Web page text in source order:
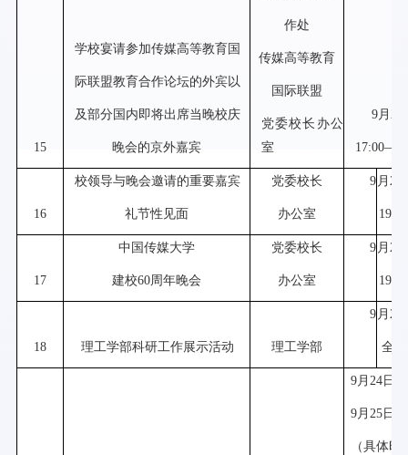
15
学校宴请参加传媒高等教育国
际联盟教育合作论坛的外宾以
及部分国内即将出席当晚校庆
晚会的京外嘉宾
作处
传媒高等教育
国际联盟
党委校长办公
室
9 月
16
校领导与晚会邀请的重要嘉宾
礼节性见面
党委校长
办公室
9 月 20
19:00
17
中国传媒大学
建校60 周年晚会
党委校长
办公室
9 月 20
19:30
18 理工学部科研工作展示活动 理工学部
9 月 20
全天
9月 24日
9月 25日
（具体时